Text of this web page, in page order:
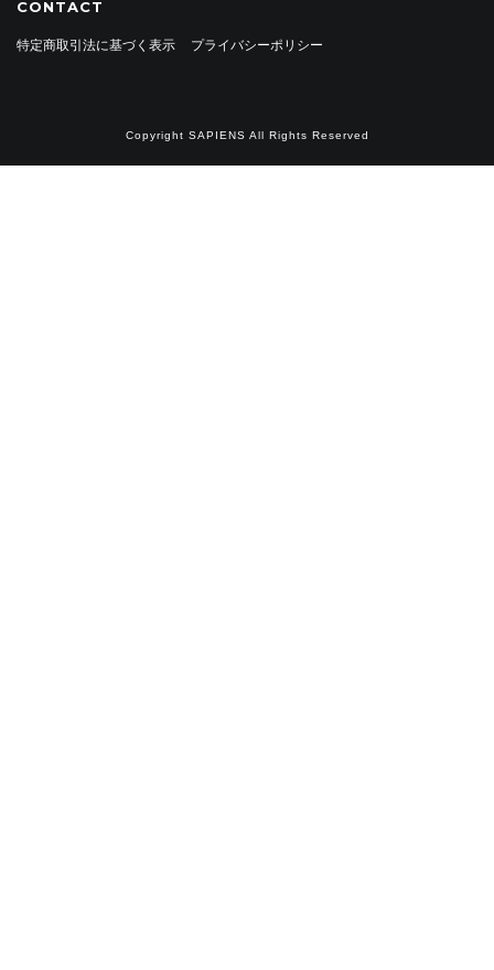
CONTACT
特定商取引法に基づく表示 プライバシーポリシー
Copyright SAPIENS All Rights Reserved